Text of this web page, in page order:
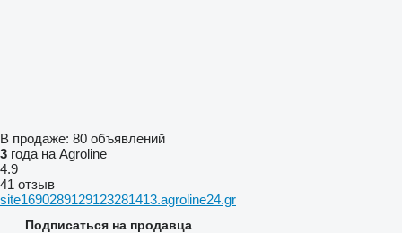
В продаже: 80 объявлений
3 года на Agroline
4.9
41 отзыв
site1690289129123281413.agroline24.gr
Подписаться на продавца